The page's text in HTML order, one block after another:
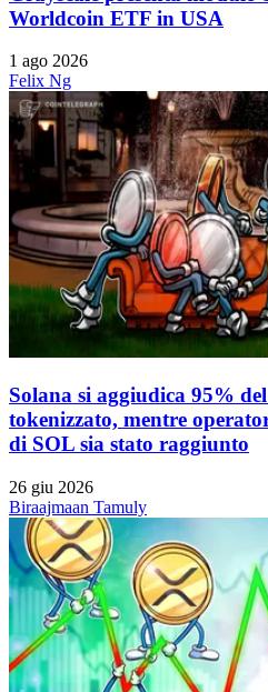
Worldcoin ETF in USA
1 ago 2026
Felix Ng
Solana si aggiudica 95%
tokenizzato, mentre
di SOL sia stato raggiunto
26 giu 2026
Biraajmaan Tamuly